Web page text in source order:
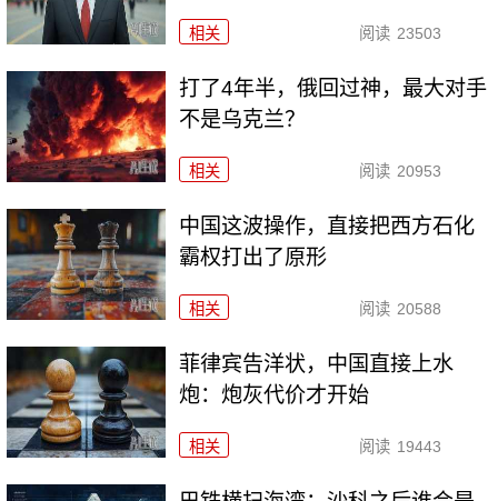
相关 阅读 23503
打了4年半，俄回过神，最大对手
不是乌克兰？
相关 阅读 20953
中国这波操作，直接把西方石化
霸权打出了原形
相关 阅读 20588
菲律宾告洋状，中国直接上水
炮：炮灰代价才开始
相关 阅读 19443